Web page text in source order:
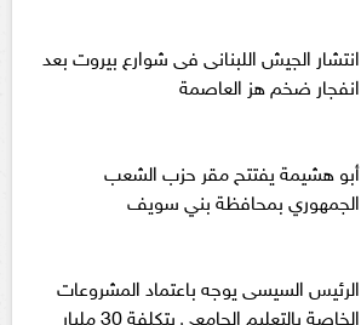
انتشار الجيش اللبنانى فى شوارع بيروت بعد
انفجار ضخم هز العاصمة
أبو هشيمة يفتتح مقر حزب الشعب
الجمهوري بمحافظة بني سويف
الرئيس السيسى يوجه باعتماد المشروعات
الخاصة بالتعليم الجامعى بتكلفة 30 مليار